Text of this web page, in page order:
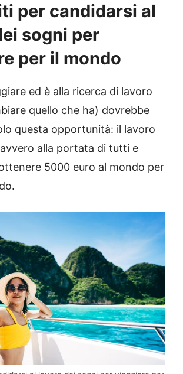
per candidarsi al
sogni per
per il mondo
ed è alla ricerca di lavoro
quello che ha) dovrebbe
questa opportunità: il lavoro
alla portata di tutti e
5000 euro al mondo per